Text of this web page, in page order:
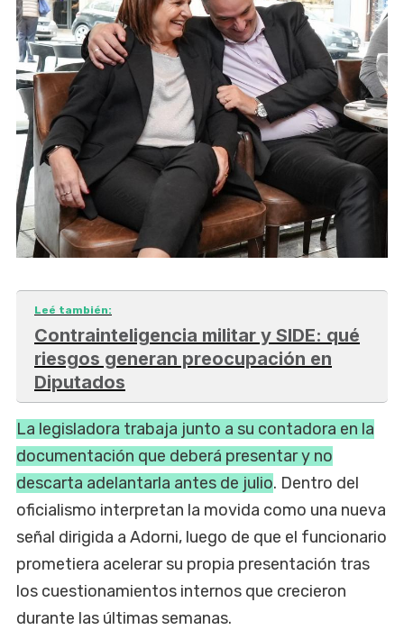
Leé también:
Contrainteligencia militar y SIDE: qué
riesgos generan preocupación en
Diputados
La legisladora trabaja junto a su contadora en la
documentación que deberá presentar y no
descarta adelantarla antes de julio. Dentro del
oficialismo interpretan la movida como una nueva
señal dirigida a Adorni, luego de que el funcionario
prometiera acelerar su propia presentación tras
los cuestionamientos internos que crecieron
durante las últimas semanas.